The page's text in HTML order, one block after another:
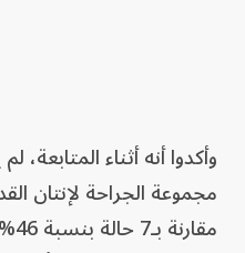
وأكدوا أنه أثناء
مجموعة الجراحة لإنتان